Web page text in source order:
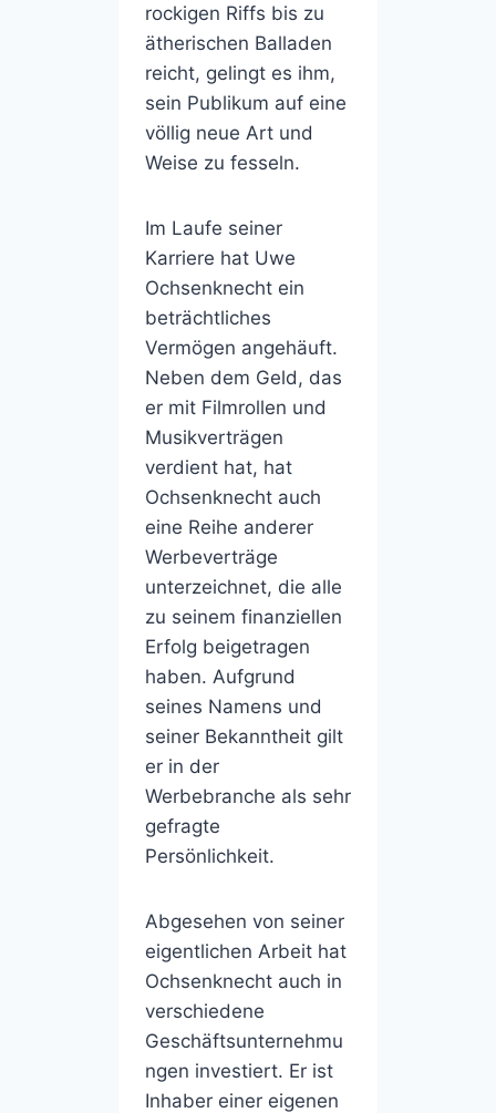
rockigen Riffs bis zu
ätherischen Balladen
reicht, gelingt es ihm,
sein Publikum auf eine
völlig neue Art und
Weise zu fesseln.
Im Laufe seiner
Karriere hat Uwe
Ochsenknecht ein
beträchtliches
Vermögen angehäuft.
Neben dem Geld, das
er mit Filmrollen und
Musikverträgen
verdient hat, hat
Ochsenknecht auch
eine Reihe anderer
Werbeverträge
unterzeichnet, die alle
zu seinem finanziellen
Erfolg beigetragen
haben. Aufgrund
seines Namens und
seiner Bekanntheit gilt
er in der
Werbebranche als sehr
gefragte
Persönlichkeit.
Abgesehen von seiner
eigentlichen Arbeit hat
Ochsenknecht auch in
verschiedene
Geschäftsunternehmu
ngen investiert. Er ist
Inhaber einer eigenen